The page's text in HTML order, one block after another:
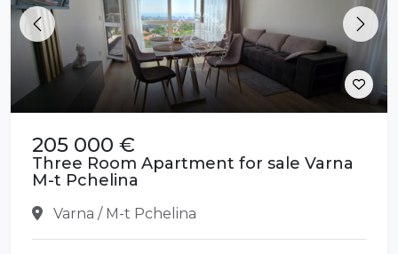
Previous Next
205 000 €
Three Room Apartment for sale Varna
M-t Pchelina
Varna / M-t Pchelina